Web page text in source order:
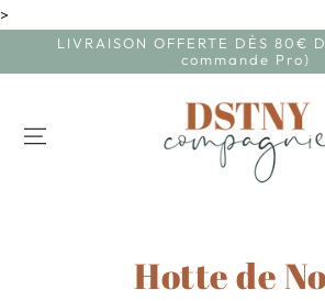
>
CONTENU
LIVRAISON OFFERTE DÈS 80€
commande Pro)
Collection:
Hotte de